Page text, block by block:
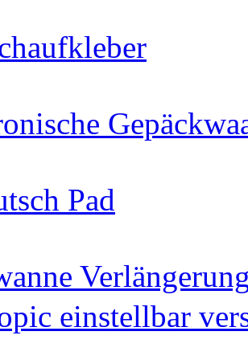
Pad
einstellbar